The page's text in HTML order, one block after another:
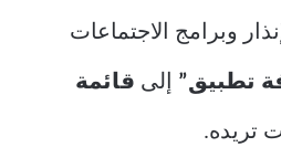
وبرامج الاجتماعات
تطبيق” إلى قائمة
تريده.